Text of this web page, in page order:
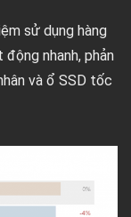
sử dụng hàng
nhanh, phản
và ổ SSD tốc